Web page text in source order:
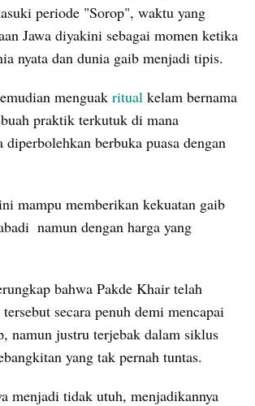
periode "Sorop", waktu yang
Jawa diyakini sebagai momen ketika
nyata dan dunia gaib menjadi tipis.
menguak ritual kelam bernama
praktik terkutuk di mana
diperbolehkan berbuka puasa dengan
mampu memberikan kekuatan gaib
namun dengan harga yang
bahwa Pakde Khair telah
secara penuh demi mencapai
namun justru terjebak dalam siklus
yang tak pernah tuntas.
menjadi tidak utuh, menjadikannya